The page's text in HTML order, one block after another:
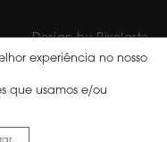
Design by Pixelarte
experiência no nosso
que usamos e/ou